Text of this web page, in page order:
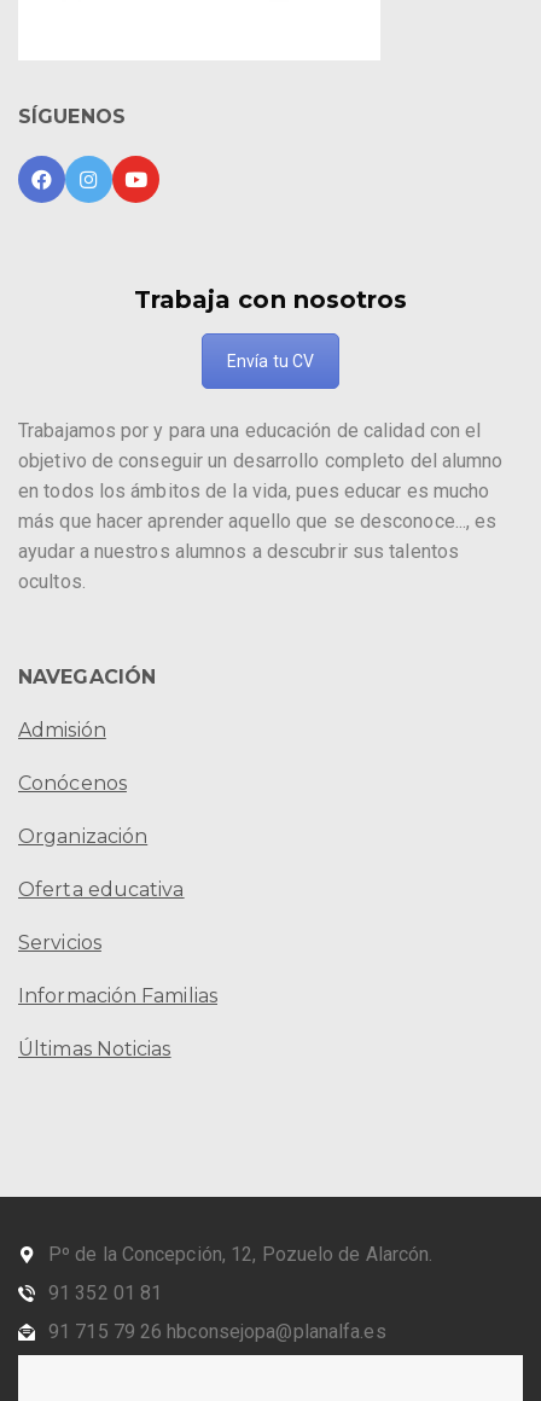
SÍGUENOS
Trabaja con nosotros
Envía tu CV
Trabajamos por y para una educación de calidad con el
objetivo de conseguir un desarrollo completo del alumno
en todos los ámbitos de la vida, pues educar es mucho
más que hacer aprender aquello que se desconoce..., es
ayudar a nuestros alumnos a descubrir sus talentos
ocultos.
NAVEGACIÓN
Admisión
Conócenos
Organización
Oferta educativa
Servicios
Información Familias
Últimas Noticias
Pº de la Concepción, 12, Pozuelo de Alarcón.
91 352 01 81
91 715 79 26 hbconsejopa@planalfa.es